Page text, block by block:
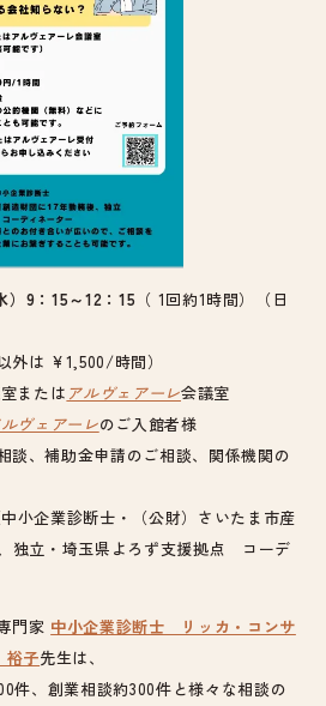
）9：15～12：15 （ 1回約1時間）（日
は ¥1,500/時間）
または アルヴェアーレ会議室
ルヴェアーレのご入館者様
談、補助金申請のご相談、関係機関の
小企業診断士・（公財）さいたま市産
独立・埼玉県よろず支援拠点 コーデ
門家 中小企業診断士 リッカ・コンサ
子先生は、
件、創業相談約300件と様々な相談の